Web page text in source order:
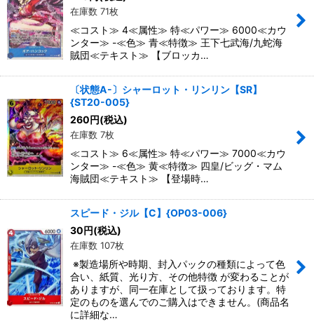
在庫数 71枚
≪コスト≫ 4≪属性≫ 特≪パワー≫ 6000≪カウ
ンター≫ -≪色≫ 青≪特徴≫ 王下七武海/九蛇海
賊団≪テキスト≫ 【ブロッカ…
〔状態A-〕シャーロット・リンリン【SR】
{ST20-005}
260円(税込)
在庫数 7枚
≪コスト≫ 6≪属性≫ 特≪パワー≫ 7000≪カウ
ンター≫ -≪色≫ 黄≪特徴≫ 四皇/ビッグ・マム
海賊団≪テキスト≫ 【登場時…
スピード・ジル【C】{OP03-006}
30円(税込)
在庫数 107枚
※製造場所や時期、封入パックの種類によって色
合い、紙質、光り方、その他特徴 が変わることが
ありますが、同一在庫として扱っております。特
定のものを選んでのご購入はできません。(商品名
に詳細な…